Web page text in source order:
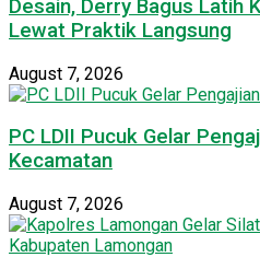
Desain, Derry Bagus Latih
Lewat Praktik Langsung
August 7, 2026
PC LDII Pucuk Gelar
Kecamatan
August 7, 2026